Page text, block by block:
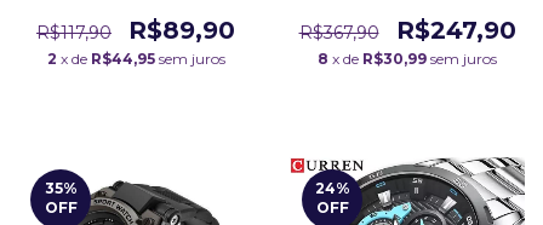
R$117,90
R$89,90
2 x de R$44,95 sem juros
R$367,90 R$247,90
8 x de R$30,99 sem juros
35%
OFF
24%
OFF